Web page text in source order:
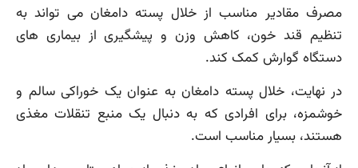
مصرف مقادیر مناسب از خلال پسته دامغان می تواند به
تنظیم قند خون، کاهش وزن و پیشگیری از بیماری های
دستگاه گوارش کمک کند.
در نهایت، خلال پسته دامغان به عنوان یک خوراکی سالم و
خوشمزه، برای افرادی که به دنبال یک منبع تنقلات مغذی
هستند، بسیار مناسب است.